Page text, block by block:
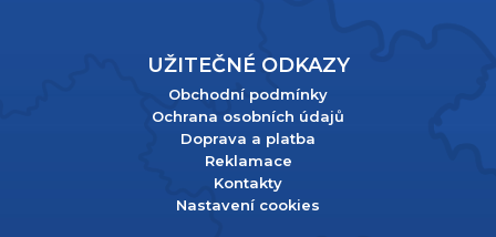
UŽITEČNÉ ODKAZY
Obchodní podmínky
Ochrana osobních údajů
Doprava a platba
Reklamace
Kontakty
Nastavení cookies